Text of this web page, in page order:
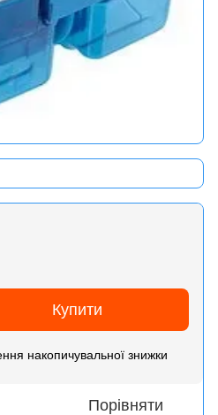
Купити
накопичувальної знижки
Порівняти